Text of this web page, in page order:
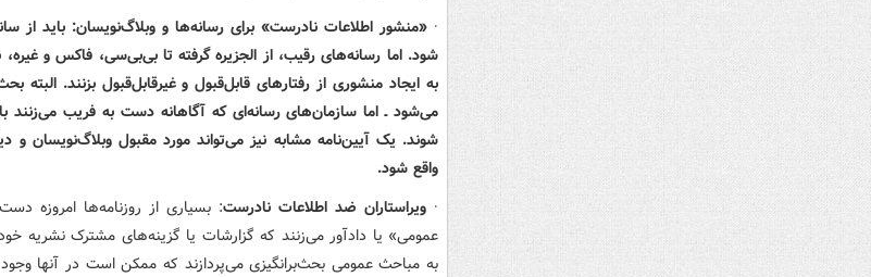
· «منشور اطلاعات نادرست» برای رسانه‌ها و وبلاگ‌نویسان: باید از
شود. اما رسانه‌های رقیب، از الجزیره گرفته تا بی‌بی‌سی، فاکس و
به ایجاد منشوری از رفتارهای قابل‌قبول و غیرقابل‌قبول بزنند.
می‌شود ـ اما سازمان‌های رسانه‌ای که آگاهانه دست به فریب می‌زنند
شوند. یک آیین‌نامه مشابه نیز می‌تواند مورد مقبول وبلاگ‌نویسان و
واقع شود.
· ویراستاران ضد اطلاعات نادرست: بسیاری از روزنامه‌ها امروزه
عمومی» یا دادآور می‌زنند که گزارشات یا گزینه‌های مشترک نشریه
به مباحث عمومی بحث‌برانگیزی می‌پردازند که ممکن است در آنها